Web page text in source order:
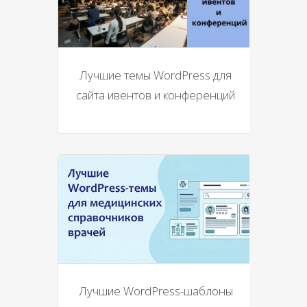
Лучшие темы WordPress для
сайта ивентов и конференций
Лучшие WordPress-шаблоны